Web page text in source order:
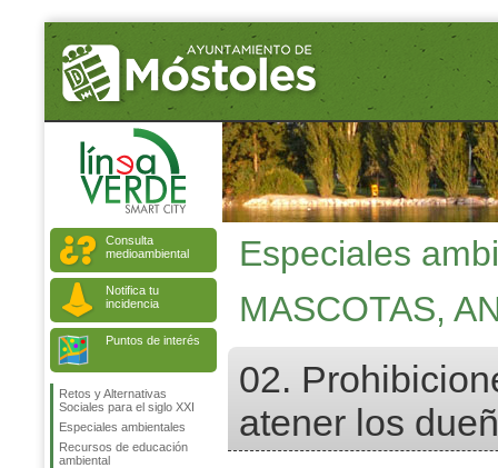
Consulta
medioambiental
Notifica tu
incidencia
Puntos de interés
Retos y Alternativas
Sociales para el siglo XXI
Especiales ambientales
Recursos de educación
ambiental
Especiales
MASCOTAS,
02.
atener los